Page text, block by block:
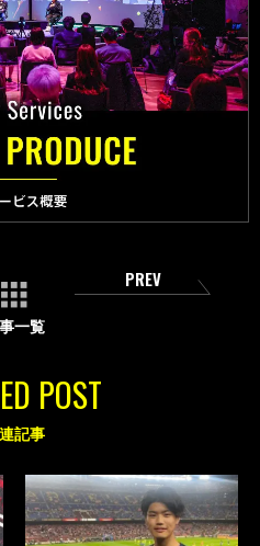
一覧
PREV
POST
記事